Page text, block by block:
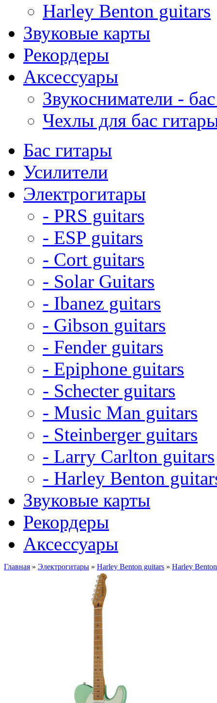
Harley Benton guitars
Звуковые карты
Рекордеры
Аксессуары
Звукосниматели -
Чехлы для бас
Бас гитары
Усилители
Электрогитары
- PRS guitars
- ESP guitars
- Cort guitars
- Solar Guitars
- Ibanez guitars
- Gibson guitars
- Fender guitars
- Epiphone guitars
- Schecter guitars
- Music Man guitars
- Steinberger guitars
- Larry Carlton guitars
- Harley Benton
Звуковые карты
Рекордеры
Аксессуары
Главная » Электрогитары » Harley Benton guitars » Harley